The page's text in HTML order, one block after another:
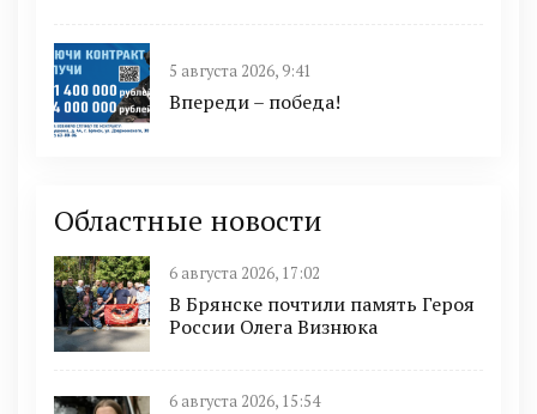
5 августа 2026, 9:41
Впереди – победа!
Областные новости
6 августа 2026, 17:02
В Брянске почтили память Героя
России Олега Визнюка
6 августа 2026, 15:54